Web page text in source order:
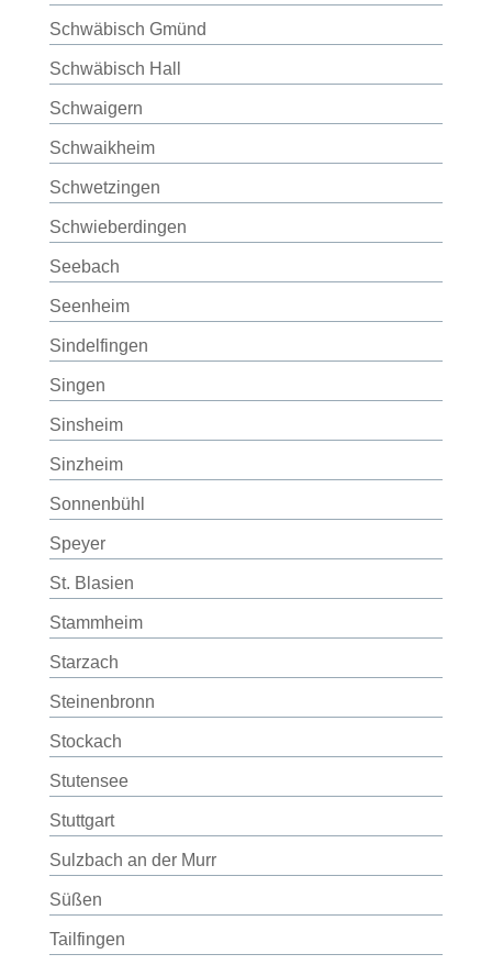
Schwäbisch Gmünd
Schwäbisch Hall
Schwaigern
Schwaikheim
Schwetzingen
Schwieberdingen
Seebach
Seenheim
Sindelfingen
Singen
Sinsheim
Sinzheim
Sonnenbühl
Speyer
St. Blasien
Stammheim
Starzach
Steinenbronn
Stockach
Stutensee
Stuttgart
Sulzbach an der Murr
Süßen
Tailfingen